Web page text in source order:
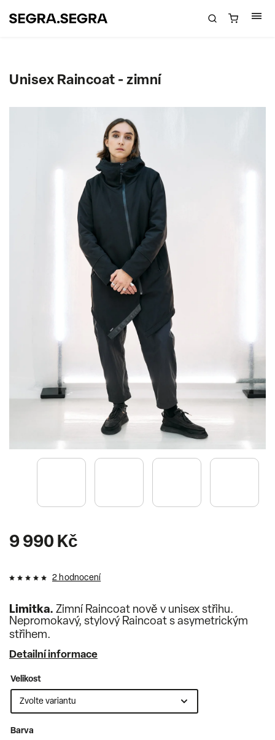
Unisex Raincoat - zimní
9 990 Kč
2 hodnocení
Limitka. Zimní Raincoat nově v unisex střihu.
Nepromokavý, stylový Raincoat s asymetrickým
střihem.
Detailní informace
Velikost
Barva